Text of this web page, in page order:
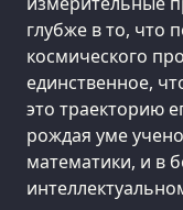
глубже в то, что
космического
единственное,
это траекторию
рождая уме
математики, и в